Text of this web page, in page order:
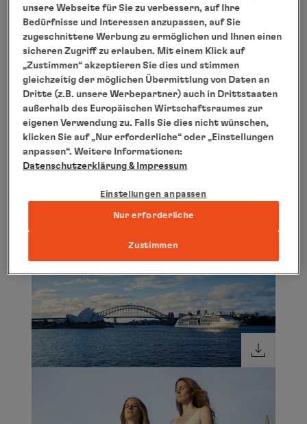
Person bei Doppelbelegung. Weitere
Informationen unter:
www.hl-cruises.de/EUX2426
unsere Webseite für Sie zu verbessern, auf Ihre
Bedürfnisse und Interessen anzupassen, auf Sie
zugeschnittene Werbung zu ermöglichen und Ihnen einen
sicheren Zugriff zu erlauben. Mit einem Klick auf
„Zustimmen“ akzeptieren Sie dies und stimmen
gleichzeitig der möglichen Übermittlung von Daten an
Dritte (z.B. unsere Werbepartner) auch in Drittstaaten
außerhalb des Europäischen Wirtschaftsraumes zur
eigenen Verwendung zu. Falls Sie dies nicht wünschen,
klicken Sie auf „Nur erforderliche“ oder „Einstellungen
anpassen“. Weitere Informationen:
Datenschutzerklärung & Impressum
Einstellungen anpassen
Nur erforderliche
Zustimmen